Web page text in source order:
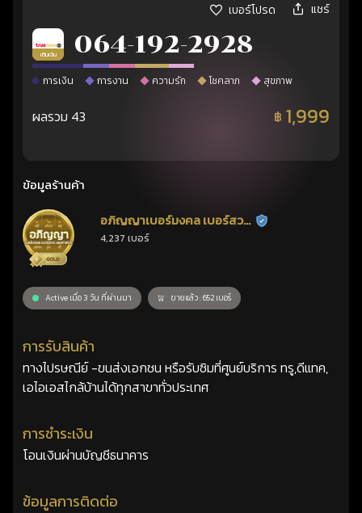
เบอร์โปรด แชร์
เติมเงิน 064-192-2928
การเงิน การงาน ความรัก โชคลาภ สุขภาพ
ผลรวม 43 ฿ 1,999
ข้อมูลร้านค้า
อภิญญาเบอร์มงคล เบอร์สวย
เลขศาสตร์
ร้านยืนยันแล้ว
4,237 เบอร์
Active เมื่อ 3 วัน ที่ผ่านมา ขายแล้ว : 652 เบอร์
การรับสินค้า
ทางไปรษณีย์ -ขนส่งเอกชน หรือรับซิมที่ศูนย์บริการ ทรู,ดีแทค,
เอไอเอสไกล้บ้านได้ทุกสาขาทั่วประเทศ
การชำระเงิน
โอนเงินผ่านบัญชีธนาคาร
ข้อมูลการติดต่อ